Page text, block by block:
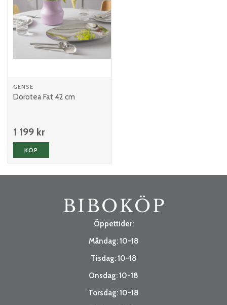
GENSE
Dorotea Fat 42 cm
1 199 kr
KÖP
Öppettider:
Måndag: 10-18
Tisdag: 10-18
Onsdag: 10-18
Torsdag: 10-18